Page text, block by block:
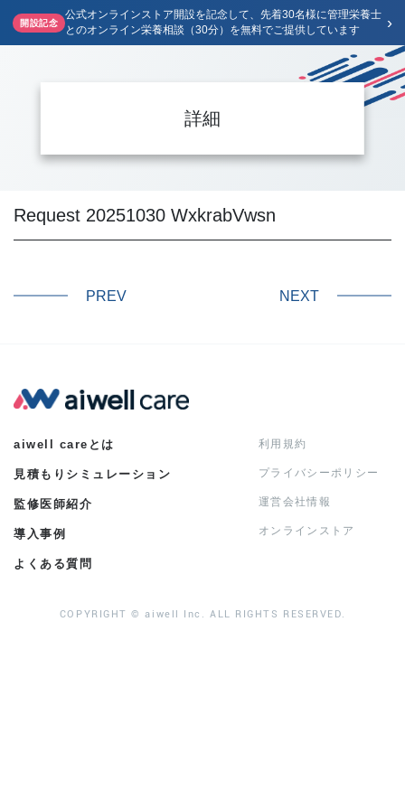
開設記念
公式オンラインストア開設を記念して、先着30名様に管理栄養士
とのオンライン栄養相談（30分）を無料でご提供しています
›
詳細
Request 20251030 WxkrabVwsn
PREV NEXT
aiwell careとは
見積もりシミュレーション
監修医師紹介
導入事例
よくある質問
利用規約
プライバシーポリシー
運営会社情報
オンラインストア
COPYRIGHT © aiwell Inc. ALL RIGHTS RESERVED.